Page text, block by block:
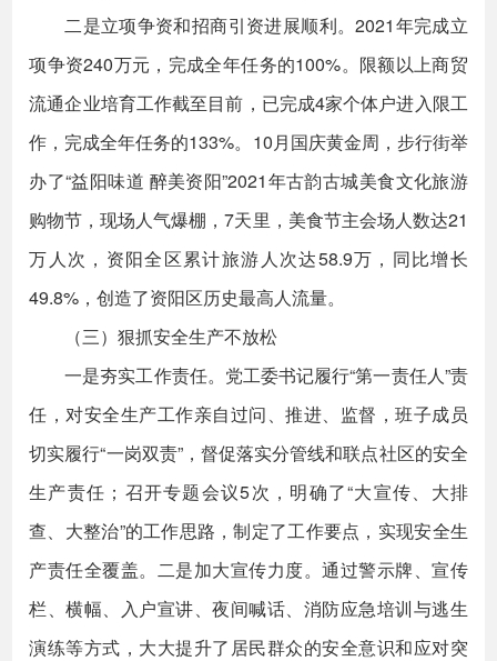
二是立项争资和招商引资进展顺利。2021年完成立
项争资240万元，完成全年任务的100%。限额以上商贸
流通企业培育工作截至目前，已完成4家个体户进入限工
作，完成全年任务的133%。10月国庆黄金周，步行街举
办了“益阳味道 醉美资阳”2021年古韵古城美食文化旅游
购物节，现场人气爆棚，7天里，美食节主会场人数达21
万人次，资阳全区累计旅游人次达58.9万，同比增长
49.8%，创造了资阳区历史最高人流量。
（三）狠抓安全生产不放松
一是夯实工作责任。党工委书记履行“第一责任人”责
任，对安全生产工作亲自过问、推进、监督，班子成员
切实履行“一岗双责”，督促落实分管线和联点社区的安全
生产责任；召开专题会议5次，明确了“大宣传、大排
查、大整治”的工作思路，制定了工作要点，实现安全生
产责任全覆盖。二是加大宣传力度。通过警示牌、宣传
栏、横幅、入户宣讲、夜间喊话、消防应急培训与逃生
演练等方式，大大提升了居民群众的安全意识和应对突